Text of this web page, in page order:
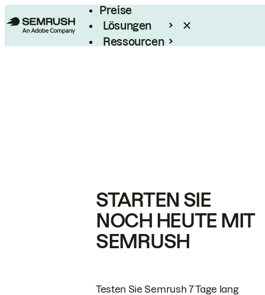
Preise
Lösungen
Ressourcen
STARTEN SIE
NOCH HEUTE MIT
SEMRUSH
Testen Sie Semrush 7 Tage lang